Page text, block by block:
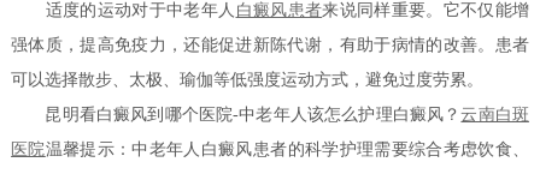
适度的运动对于中老年人 白癜风患者来说同样重要。它不仅能增
强体质，提高免疫力，还能促进新陈代谢，有助于病情的改善。患者
可以选择散步、太极、瑜伽等低强度运动方式，避免过度劳累。
昆明看白癜风到哪个医院-中老年人该怎么护理白癜风？云南白斑
医院温馨提示：中老年人白癜风患者的科学护理需要综合考虑饮食、